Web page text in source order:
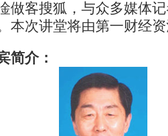
做客搜狐，与众多媒体
本次讲堂将由第一财经
简介：